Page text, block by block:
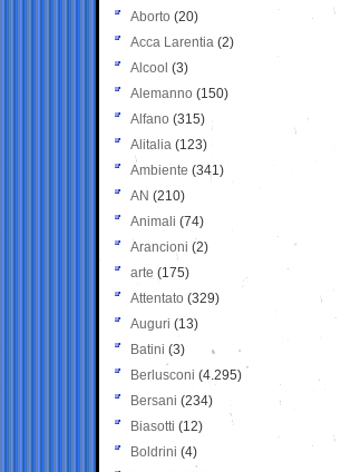
Aborto (20)
Acca Larentia (2)
Alcool (3)
Alemanno (150)
Alfano (315)
Alitalia (123)
Ambiente (341)
AN (210)
Animali (74)
Arancioni (2)
arte (175)
Attentato (329)
Auguri (13)
Batini (3)
Berlusconi (4.295)
Bersani (234)
Biasotti (12)
Boldrini (4)